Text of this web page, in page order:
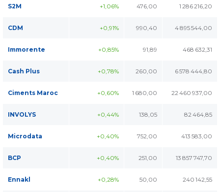
S2M +1,06% 476,00 1 286 216,20
CDM +0,91% 990,40 4 895 544,00
Immorente +0,85% 91,89 468 632,31
Cash Plus +0,78% 260,00 6 578 444,80
Ciments Maroc +0,60% 1 680,00 22 460 937,00
INVOLYS +0,44% 138,05 82 464,85
Microdata +0,40% 752,00 413 583,00
BCP +0,40% 251,00 13 857 747,70
Ennakl +0,28% 50,00 240 142,55